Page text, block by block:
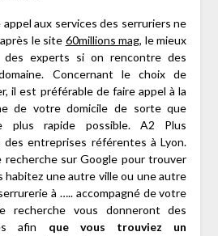
aux services des serruriers ne
le site 60millions mag, le mieux
experts si on rencontre des
Concernant le choix de
il est préférable de faire appel à la
de votre domicile de sorte que
plus rapide possible. A2 Plus
entreprises référentes à Lyon.
recherche sur Google pour trouver
habitez une autre ville ou une autre
à ….. accompagné de votre
recherche vous donneront des
afin que vous trouviez un